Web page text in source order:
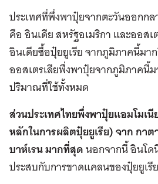
ประเทศที่พึ่งพาปุ๋ยจากตะวันออกก
คือ อินเดีย สหรัฐอเมริกา และออสเ
อินเดียซื้อปุ๋ยยูเรีย จากภูมิภาคนี้มา
ออสเตรเลียพึ่งพาปุ๋ยจากภูมิภาคนี้
ปริมาณที่ใช้ทั้งหมด
ส่วนประเทศไทยพึ่งพาปุ๋ยแอมโมเนี
หลักในการผลิตปุ๋ยยูเรีย)จาก กาต
บาห์เรน มากที่สุดนอกจากนี้ อินโด
ประสบกับการขาดแคลนของปุ๋ยยูเ